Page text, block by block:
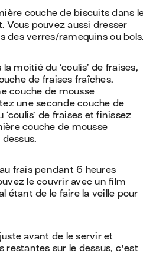
couche de biscuits dans
Vous pouvez aussi dresser
des verres/ramequins ou
moitié du ‘coulis’ de fraises,
de fraises fraîches.
couche de mousse
une seconde couche de
‘coulis’ de fraises et finissez
couche de mousse
frais pendant 6 heures
le couvrir avec un film
étant de le faire la veille pour
avant de le servir et
restantes sur le dessus, c'est